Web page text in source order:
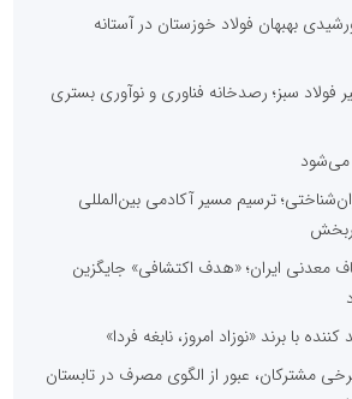
بهبهان فولاد خوزستان در آستانه
فولاد سبز؛ رصدخانه فناوری و نوآوری بستری
می‌شود
ترسیم مسیر آکادمی بین‌المللی
معدنی ایران؛ «هدف اکتشافی» جایگزین
با برند «نوزاد امروز، نابغه فردا»
مشترکان، عبور از الگوی مصرف در تابستان